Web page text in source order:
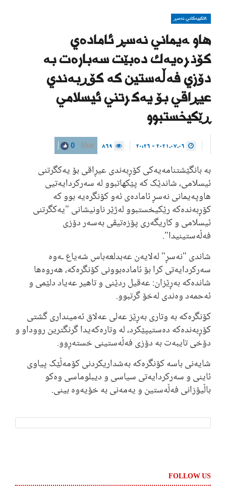
چالاکییەکانی نەسڕ
هاوپەیمانی نەسڕ ئامادەی
كۆنگرەیەک دەبێت سەبارەت بە
دۆزی فەڵەستین کە کۆڕبەندی
عیڕاقی بۆ یەکگرتنی ئیسلامی
ڕێکیخستبوو
like
0
بە بانگێشتنامەیەکی کۆڕبەندی عیڕاقی بۆ یەکگرتنی
ئیسلامی، شاندێک کە پێکهاتبوو لە سەرکردایەتیی
هاوپەیمانی نەسڕ ئامادەی ئەو کۆنگرەیە بوو کە
کۆڕبەندەکە رێکیخستبوو لەژێر ناونیشانی "یەکگرتنی
ئیسلامی و کاریگەری پۆزەتیڤی بەسەر دۆزی
فەڵەستینیدا".
شاندی "نەسڕ" لەلایەن عەبدلعەباس شەیاع ـەوە
سەرکردایەتی کرا بۆ ئامادەبوونی کۆنگرەکە، هەروەها
شاندەکە بەڕێزان: عەقیل ردێنی و تاهیر عەیاد دلێمی و
ئەحمەد وەندی لەخۆ گرتبوو.
کۆنگرەکە بە وتاری بەڕێز عەلی عەلاق ئەمینداری گشتی
کۆڕبەندەکە دەستیپێکرد، لە وتارەکەیدا گرنگترین رووداو و
دۆخی تایبەت بە دۆزی فەڵەستینی خستەڕوو.
شایەنی باسە کۆنگرەکە بەشداریکردنی کۆمەڵێک پیاوی
ئاینی و سەرکردایەتی سیاسی و دیبلوماسی وەکو
باڵیۆزانی فەڵەستین و یەمەنی بە خۆیەوە بینی.
FOLLOW US